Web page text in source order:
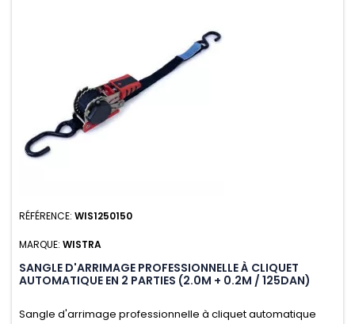
RÉFÉRENCE: WIS1250150
MARQUE: WISTRA
SANGLE D'ARRIMAGE PROFESSIONNELLE À CLIQUET
AUTOMATIQUE EN 2 PARTIES (2.0M + 0.2M / 125DAN)
Sangle d'arrimage professionnelle à cliquet automatique